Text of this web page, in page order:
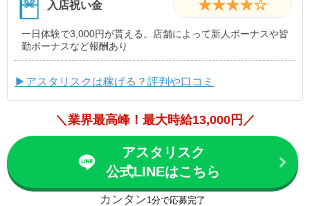
入店祝い金 ★★★★☆
一日体験で3,000円が貰える。店舗によって新人ボーナスや皆
勤ボーナスなど報酬あり
▶アスタリスクは稼げる？評判や口コミ
＼業界最高峰！最大時給13,000円／
アスタリスク
公式LINEはこちら
カンタン1分で応募完了